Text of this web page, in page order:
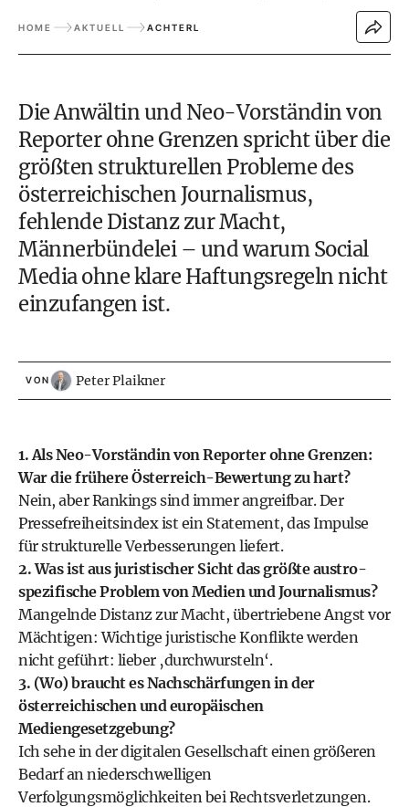
HOME AKTUELL ACHTERL
Die Anwältin und Neo-Vorständin von
Reporter ohne Grenzen spricht über die
größten strukturellen Probleme des
österreichischen Journalismus,
fehlende Distanz zur Macht,
Männerbündelei – und warum Social
Media ohne klare Haftungsregeln nicht
einzufangen ist.
VON Peter Plaikner
1. Als Neo-Vorständin von Reporter ohne Grenzen:
War die frühere Österreich-Bewertung zu hart?
Nein, aber Rankings sind immer angreifbar. Der
Pressefreiheitsindex ist ein Statement, das Impulse
für strukturelle Verbesserungen liefert.
2. Was ist aus juristischer Sicht das größte austro-
spezifische Problem von Medien und Journalismus?
Mangelnde Distanz zur Macht, übertriebene Angst vor
Mächtigen: Wichtige juristische Konflikte werden
nicht geführt: lieber ‚durchwursteln‘.
3. (Wo) braucht es Nachschärfungen in der
österreichischen und europäischen
Mediengesetzgebung?
Ich sehe in der digitalen Gesellschaft einen größeren
Bedarf an niederschwelligen
Verfolgungsmöglichkeiten bei Rechtsverletzungen.